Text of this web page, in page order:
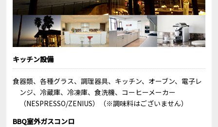
キッチン設備
食器類、各種グラス、調理器具、キッチン、オーブン、電子レ
ンジ、冷蔵庫、冷凍庫、食洗機、コーヒーメーカー
（NESPRESSO/ZENIUS）（※調味料はございません）
BBQ室外ガスコンロ